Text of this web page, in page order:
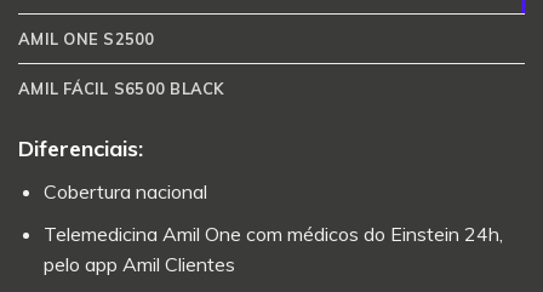
AMIL ONE S2500
AMIL FÁCIL S6500 BLACK
Diferenciais:
Cobertura nacional
Telemedicina Amil One com médicos do Einstein 24h,
pelo app Amil Clientes